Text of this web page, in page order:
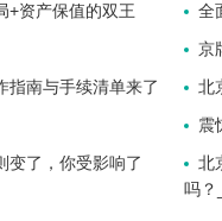
+资产保值的双王
全
京
指南与手续清单来了
北
震
变了，你受影响了
北
吗？